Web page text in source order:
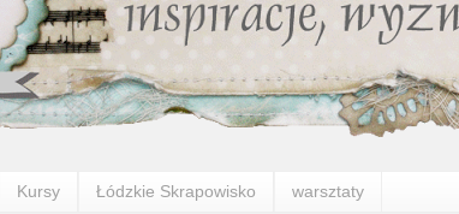
Kursy Łódzkie Skrapowisko warsztaty